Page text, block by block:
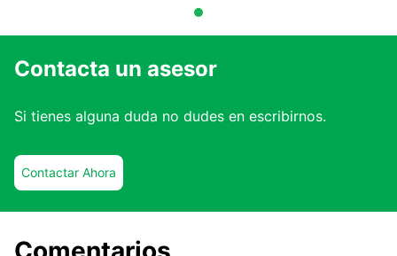
Contacta un asesor
Si tienes alguna duda no dudes en escribirnos.
Contactar Ahora